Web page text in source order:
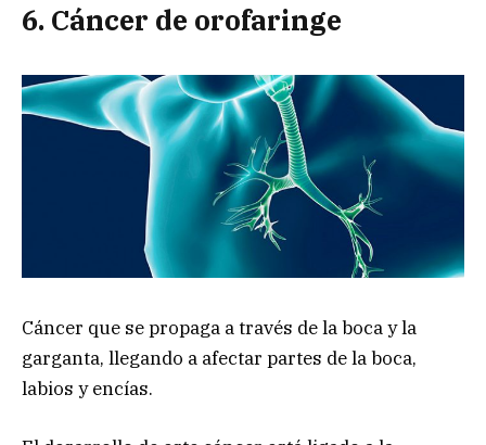
6. Cáncer de orofaringe
Cáncer que se propaga a través de la boca y la
garganta, llegando a afectar partes de la boca,
labios y encías.